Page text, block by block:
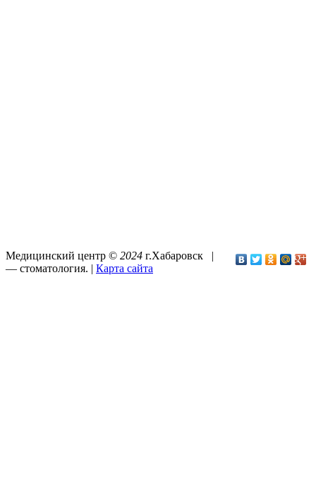
Медицинский центр © 2024 г.Хабаровск |
— стоматология. | Карта сайта